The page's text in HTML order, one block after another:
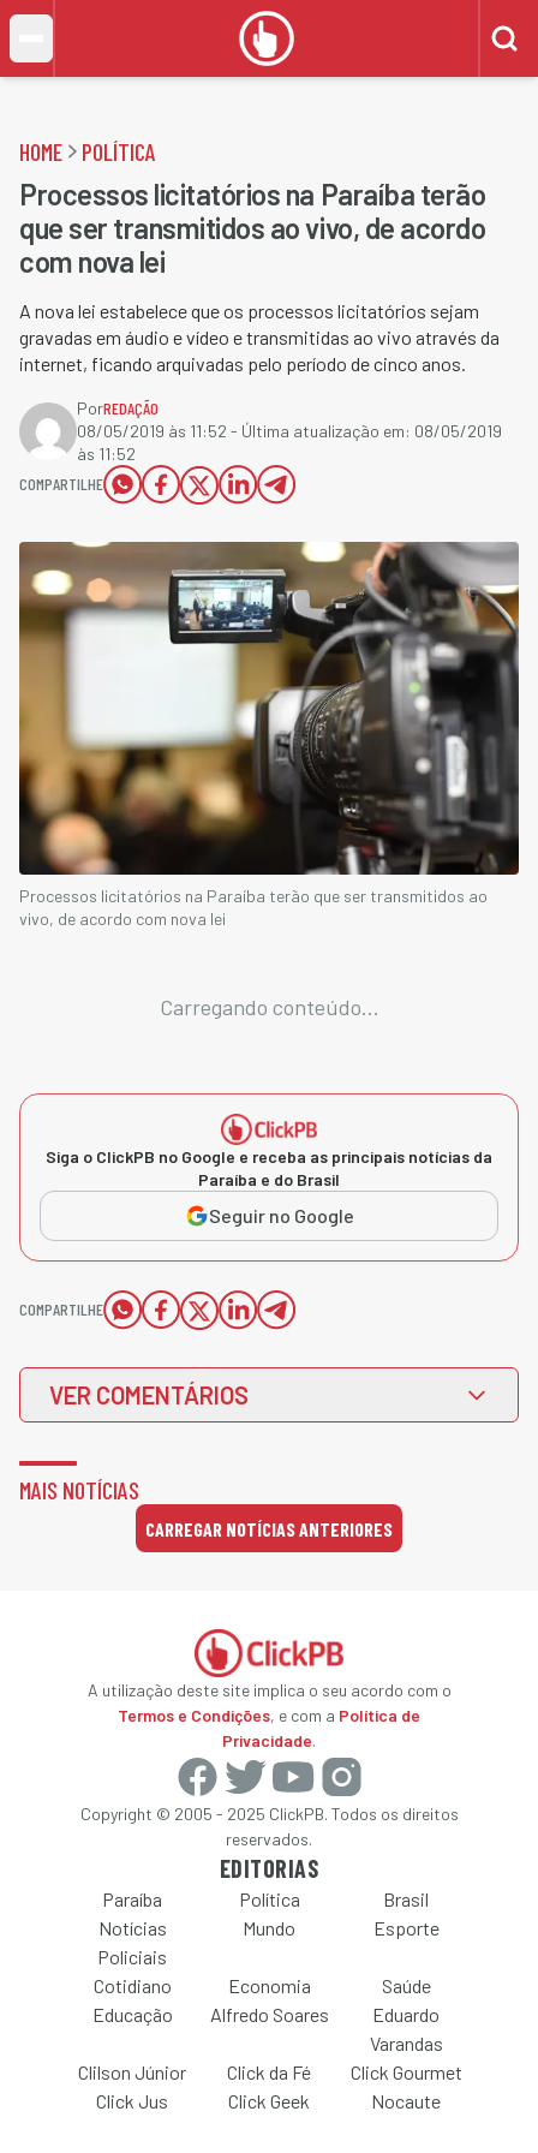
HOME POLÍTICA
Processos licitatórios na Paraíba terão
que ser transmitidos ao vivo, de acordo
com nova lei
A nova lei estabelece que os processos licitatórios sejam
gravadas em áudio e vídeo e transmitidas ao vivo através da
internet, ficando arquivadas pelo período de cinco anos.
PorREDAÇÃO
08/05/2019 às 11:52 - Última atualização em: 08/05/2019
às 11:52
COMPARTILHE
Processos licitatórios na Paraíba terão que ser transmitidos ao
vivo, de acordo com nova lei
Carregando conteúdo...
Siga o ClickPB no Google e receba as principais notícias da
Paraíba e do Brasil
Seguir no Google
COMPARTILHE
VER COMENTÁRIOS
MAIS NOTÍCIAS
CARREGAR NOTÍCIAS ANTERIORES
A utilização deste site implica o seu acordo com o
Termos e Condições, e com a Política de
Privacidade.
Copyright © 2005 - 2025 ClickPB. Todos os direitos
reservados.
EDITORIAS
Paraíba Política
Brasil
Notícias
Policiais
Mundo Esporte
Cotidiano Economia
Saúde
Educação
Alfredo Soares
Eduardo
Varandas
Clilson Júnior
Click da Fé
Click Gourmet
Click Jus
Click Geek Nocaute